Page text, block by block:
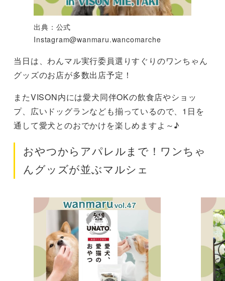
出典：公式
Instagram@wanmaru.wancomarche
当日は、わんマル実行委員選りすぐりのワンちゃん
グッズのお店が多数出店予定！
またVISON内には愛犬同伴OKの飲食店やショッ
プ、広いドッグランなども揃っているので、1日を
通して愛犬とのおでかけを楽しめますよ～♪
おやつからアパレルまで！ワンちゃ
んグッズが並ぶマルシェ